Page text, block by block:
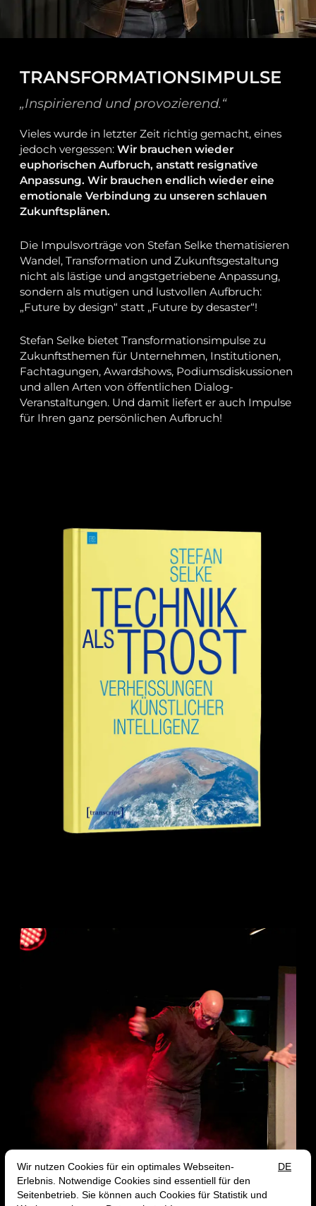
TRANSFORMATIONSIMPULSE
„Inspirierend und provozierend.“
Vieles wurde in letzter Zeit richtig gemacht, eines
jedoch vergessen: Wir brauchen wieder
euphorischen Aufbruch, anstatt resignative
Anpassung. Wir brauchen endlich wieder eine
emotionale Verbindung zu unseren schlauen
Zukunftsplänen.
Die Impulsvorträge von Stefan Selke thematisieren
Wandel, Transformation und Zukunftsgestaltung
nicht als lästige und angstgetriebene Anpassung,
sondern als mutigen und lustvollen Aufbruch:
„Future by design“ statt „Future by desaster“!
Stefan Selke bietet Transformationsimpulse zu
Zukunftsthemen für Unternehmen, Institutionen,
Fachtagungen, Awardshows, Podiumsdiskussionen
und allen Arten von öffentlichen Dialog-
Veranstaltungen. Und damit liefert er auch Impulse
für Ihren ganz persönlichen Aufbruch!